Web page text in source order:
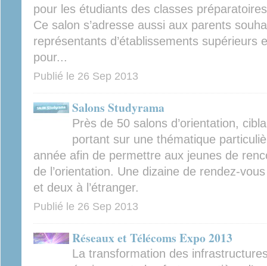
pour les étudiants des classes
Ce salon s’adresse aussi aux parents
représentants d’établissements supérieurs
pour...
Publié le 26 Sep 2013
Salons Studyrama
Près de 50 salons d’orientation,
portant sur une thématique
année afin de permettre aux jeunes de
de l’orientation. Une dizaine de rendez-
et deux à l’étranger.
Publié le 26 Sep 2013
Réseaux et Télécoms Expo 2013
La transformation des